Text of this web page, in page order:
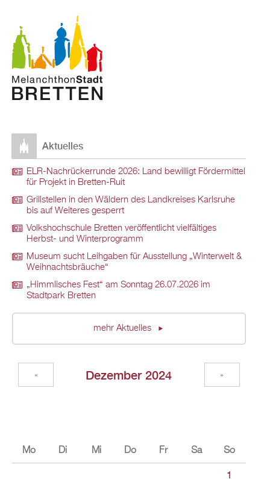
Aktuelles
ELR-Nachrückerrunde 2026: Land bewilligt Fördermittel
für Projekt in Bretten-Ruit
Grillstellen in den Wäldern des Landkreises Karlsruhe
bis auf Weiteres gesperrt
Volkshochschule Bretten veröffentlicht vielfältiges
Herbst- und Winterprogramm
Museum sucht Leihgaben für Ausstellung „Winterwelt &
Weihnachtsbräuche“
„Himmlisches Fest“ am Sonntag 26.07.2026 im
Stadtpark Bretten
mehr Aktuelles
Dezember 2024
« »
Mo Di Mi Do Fr Sa So
1